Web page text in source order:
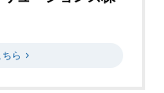
ら